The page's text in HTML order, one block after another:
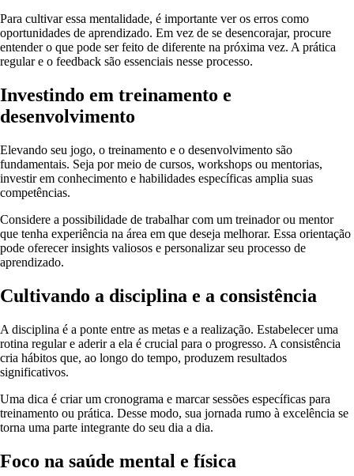
Para cultivar essa mentalidade, é importante ver os erros como
oportunidades de aprendizado. Em vez de se desencorajar, procure
entender o que pode ser feito de diferente na próxima vez. A prática
regular e o feedback são essenciais nesse processo.
Investindo em treinamento e
desenvolvimento
Elevando seu jogo, o treinamento e o desenvolvimento são
fundamentais. Seja por meio de cursos, workshops ou mentorias,
investir em conhecimento e habilidades específicas amplia suas
competências.
Considere a possibilidade de trabalhar com um treinador ou mentor
que tenha experiência na área em que deseja melhorar. Essa orientação
pode oferecer insights valiosos e personalizar seu processo de
aprendizado.
Cultivando a disciplina e a consistência
A disciplina é a ponte entre as metas e a realização. Estabelecer uma
rotina regular e aderir a ela é crucial para o progresso. A consistência
cria hábitos que, ao longo do tempo, produzem resultados
significativos.
Uma dica é criar um cronograma e marcar sessões específicas para
treinamento ou prática. Desse modo, sua jornada rumo à excelência se
torna uma parte integrante do seu dia a dia.
Foco na saúde mental e física